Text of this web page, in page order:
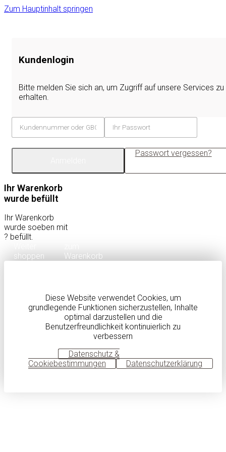
Zum Hauptinhalt springen
Kundenlogin
Bitte melden Sie sich an, um Zugriff auf unsere Services zu
erhalten.
Passwort vergessen?
Ihr Warenkorb
wurde befüllt
Ihr Warenkorb
wurde soeben mit
? befüllt.
shoppen
Warenkorb
Diese Website verwendet Cookies, um
grundlegende Funktionen sicherzustellen, Inhalte
optimal darzustellen und die
Benutzerfreundlichkeit kontinuierlich zu
verbessern
Datenschutz &
Cookiebestimmungen
Datenschutzerklärung